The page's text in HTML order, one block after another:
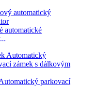
automatické
parkovací